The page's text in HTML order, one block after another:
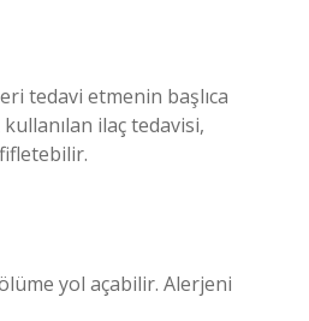
tedavi etmenin başlıca
ilaç tedavisi,
yol açabilir. Alerjeni